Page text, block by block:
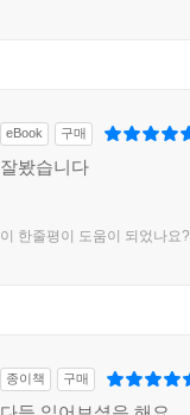
eBook 구매
잘봤습니다
이 한줄평이 도움이 되었나요?
종이책 구매